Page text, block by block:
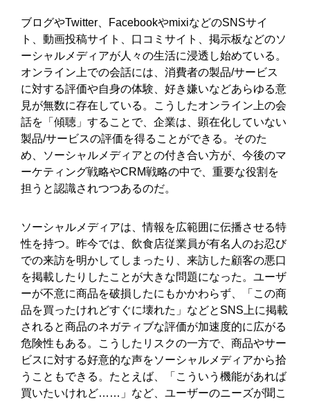
ブログやTwitter、FacebookやmixiなどのSNSサイ
ト、動画投稿サイト、口コミサイト、掲示板などのソ
ーシャルメディアが人々の生活に浸透し始めている。
オンライン上での会話には、消費者の製品/サービス
に対する評価や自身の体験、好き嫌いなどあらゆる意
見が無数に存在している。こうしたオンライン上の会
話を「傾聴」することで、企業は、顕在化していない
製品/サービスの評価を得ることができる。そのた
め、ソーシャルメディアとの付き合い方が、今後のマ
ーケティング戦略やCRM戦略の中で、重要な役割を
担うと認識されつつあるのだ。
ソーシャルメディアは、情報を広範囲に伝播させる特
性を持つ。昨今では、飲食店従業員が有名人のお忍び
での来訪を明かしてしまったり、来訪した顧客の悪口
を掲載したりしたことが大きな問題になった。ユーザ
ーが不意に商品を破損したにもかかわらず、「この商
品を買ったけれどすぐに壊れた」などとSNS上に掲載
されると商品のネガティブな評価が加速度的に広がる
危険性もある。こうしたリスクの一方で、商品やサー
ビスに対する好意的な声をソーシャルメディアから拾
うこともできる。たとえば、「こういう機能があれば
買いたいけれど……」など、ユーザーのニーズが聞こ